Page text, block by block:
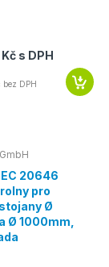
s DPH
DPH
20646
pro
Ø
Ø 1000mm,